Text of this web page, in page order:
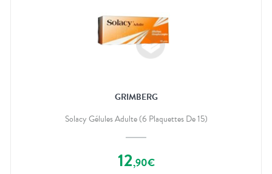
GRIMBERG
Solacy Gélules Adulte (6 Plaquettes De 15)
12,90€